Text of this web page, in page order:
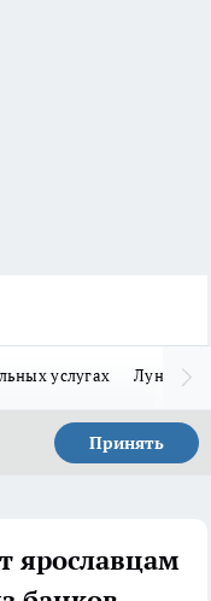
услугах Лунно-
Принять
ярославцам